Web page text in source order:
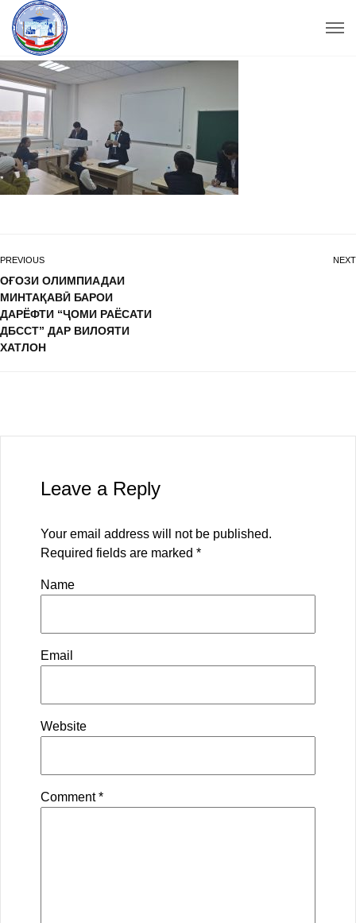
PREVIOUS
ОҒОЗИ ОЛИМПИАДАИ
МИНТАҚАВӢ БАРОИ
ДАРЁФТИ “ҶОМИ РАЁСАТИ
ДБССТ” ДАР ВИЛОЯТИ
ХАТЛОН
NEXT
Leave a Reply
Your email address will not be published.
Required fields are marked *
Name
Email
Website
Comment*